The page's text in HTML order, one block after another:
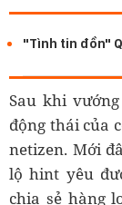
"Tình tin đồn"
Sau khi
động thái của
netizen. Mới
lộ hint yêu
chia sẻ hàng